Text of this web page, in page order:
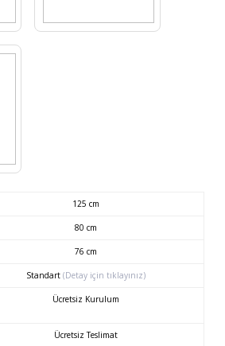
125 cm
80 cm
76 cm
Standart (Detay için tıklayınız)
Ücretsiz Kurulum
Ücretsiz Teslimat